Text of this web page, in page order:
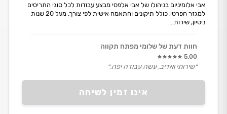
אינו זמין לשיחה
אבי אלומיניום בניהולו של אבי אלפסי מבצע עבודות לכל סוגי התריסים
למגזר הפרטי, כולל תיקונים והתאמה אישית לפי צורך. מעל 20 שנות
ניסיון, שירות...
חוות דעת של שלומי מפתח תקווה
5.00
״שירותי ואדיב, עשה עבודה יפה.״